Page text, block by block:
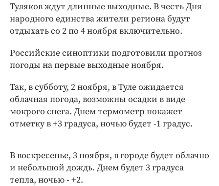
Туляков ждут длинные выходные. В честь Дня
народного единства жители региона будут
отдыхать со 2 по 4 ноября включительно.
Российские синоптики подготовили прогноз
погоды на первые выходные ноября.
Так, в субботу, 2 ноября, в Туле ожидается
облачная погода, возможны осадки в виде
мокрого снега. Днем термометр покажет
отметку в +3 градуса, ночью будет -1 градус.
В воскресенье, 3 ноября, в городе будет облачно
и небольшой дождь. Днем будет 3 градуса
тепла, ночью - +2.